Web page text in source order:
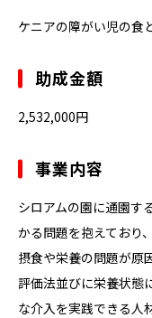
ケニアの障がい児の食
助成金額
2,532,000円
事業内容
シロアムの園に通園す
かる問題を抱えており
摂食や栄養の問題が原
評価法並びに栄養状態
な介入を実践できる人